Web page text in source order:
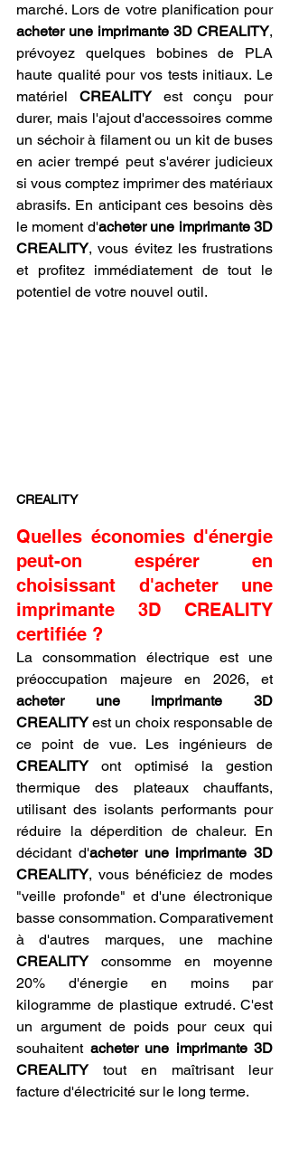
marché. Lors de votre planification pour
acheter une imprimante 3D CREALITY,
prévoyez quelques bobines de PLA
haute qualité pour vos tests initiaux. Le
matériel CREALITY est conçu pour
durer, mais l'ajout d'accessoires comme
un séchoir à filament ou un kit de buses
en acier trempé peut s'avérer judicieux
si vous comptez imprimer des matériaux
abrasifs. En anticipant ces besoins dès
le moment d'acheter une imprimante 3D
CREALITY, vous évitez les frustrations
et profitez immédiatement de tout le
potentiel de votre nouvel outil.
CREALITY
Quelles économies d'énergie
peut-on espérer en
choisissant d'acheter une
imprimante 3D CREALITY
certifiée ?
La consommation électrique est une
préoccupation majeure en 2026, et
acheter une imprimante 3D
CREALITY est un choix responsable de
CREALITY ont optimisé la gestion
thermique des plateaux chauffants,
utilisant des isolants performants pour
réduire la déperdition de chaleur. En
décidant d'acheter une imprimante 3D
CREALITY, vous bénéficiez de modes
"veille profonde" et d'une électronique
basse consommation. Comparativement
CREALITY consomme en moyenne
20% d'énergie en moins par
kilogramme de plastique extrudé. C'est
un argument de poids pour ceux qui
souhaitent acheter une imprimante 3D
CREALITY tout en maîtrisant leur
facture d'électricité sur le long terme.